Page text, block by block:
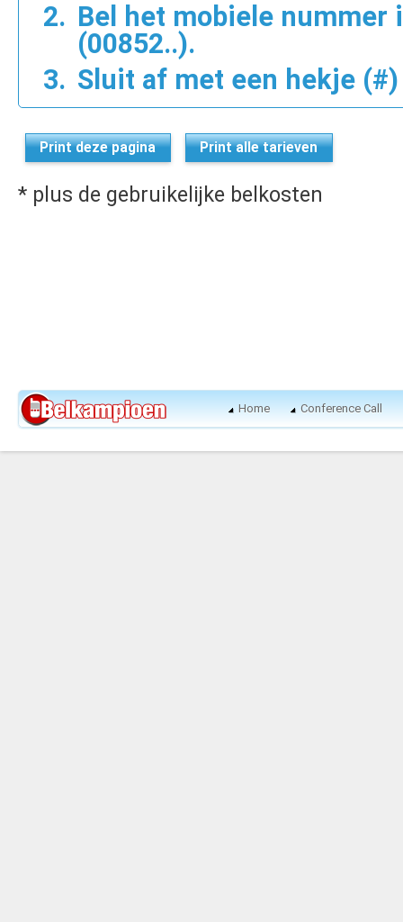
Bel het mobiele nummer
(00852..).
Sluit af met een hekje (#)
Print deze pagina Print alle tarieven
* plus de gebruikelijke belkosten
Home Conference Call